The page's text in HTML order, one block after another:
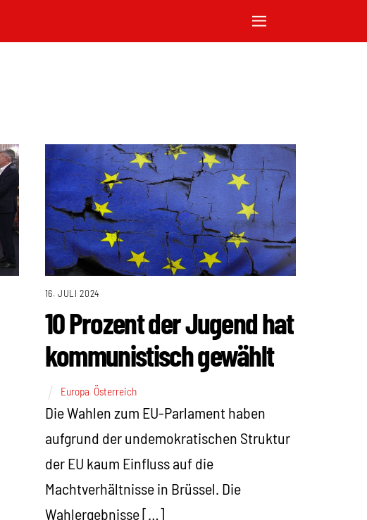
16. JULI 2024
10 Prozent der Jugend hat
kommunistisch gewählt
Europa Österreich
Die Wahlen zum EU-Parlament haben
aufgrund der undemokratischen Struktur
der EU kaum Einfluss auf die
Machtverhältnisse in Brüssel. Die
Wahlergebnisse […]